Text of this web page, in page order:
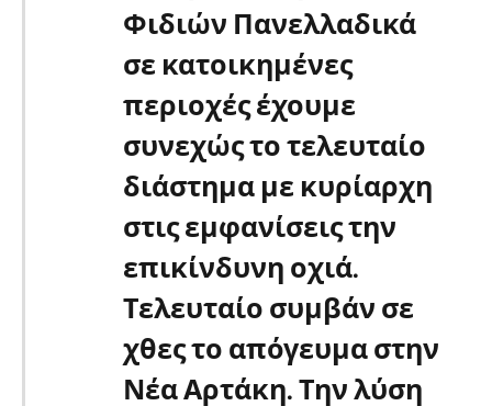
Φιδιών Πανελλαδικά
σε κατοικημένες
περιοχές έχουμε
συνεχώς το τελευταίο
διάστημα με κυρίαρχη
στις εμφανίσεις την
επικίνδυνη οχιά.
Τελευταίο συμβάν σε
χθες το απόγευμα στην
Νέα Αρτάκη. Την λύση